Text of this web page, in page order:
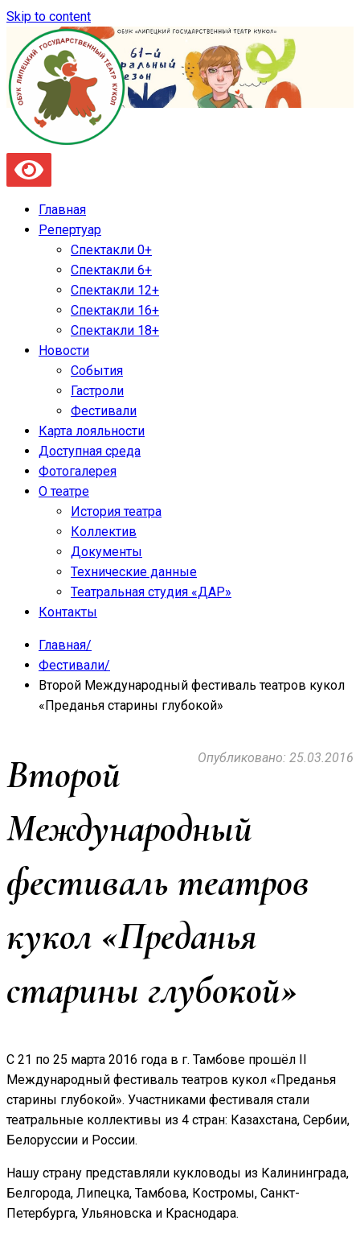
Skip to content
Главная
Репертуар
Спектакли 0+
Спектакли 6+
Спектакли 12+
Спектакли 16+
Спектакли 18+
Новости
События
Гастроли
Фестивали
Карта лояльности
Доступная среда
Фотогалерея
О театре
История театра
Коллектив
Документы
Технические данные
Театральная студия «ДАР»
Контакты
Главная/
Фестивали/
Второй Международный фестиваль театров кукол
«Преданья старины глубокой»
Опубликовано: 25.03.2016
Второй
Международный
фестиваль театров
кукол «Преданья
старины глубокой»
С 21 по 25 марта 2016 года в г. Тамбове прошёл II
Международный фестиваль театров кукол «Преданья
старины глубокой». Участниками фестиваля стали
театральные коллективы из 4 стран: Казахстана, Сербии,
Белоруссии и России.
Нашу страну представляли кукловоды из Калининграда,
Белгорода, Липецка, Тамбова, Костромы, Санкт-
Петербурга, Ульяновска и Краснодара.